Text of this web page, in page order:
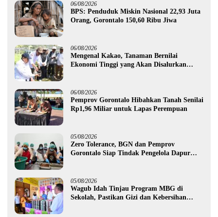
06/08/2026
BPS: Penduduk Miskin Nasional 22,93 Juta
Orang, Gorontalo 150,60 Ribu Jiwa
06/08/2026
Mengenal Kakao, Tanaman Bernilai
Ekonomi Tinggi yang Akan Disalurkan
06/08/2026
Pemprov Gorontalo Hibahkan Tanah Senilai
Rp1,96 Miliar untuk Lapas Perempuan
05/08/2026
Zero Tolerance, BGN dan Pemprov
Gorontalo Siap Tindak Pengelola Dapur
05/08/2026
Wagub Idah Tinjau Program MBG di
Sekolah, Pastikan Gizi dan Kebersihan